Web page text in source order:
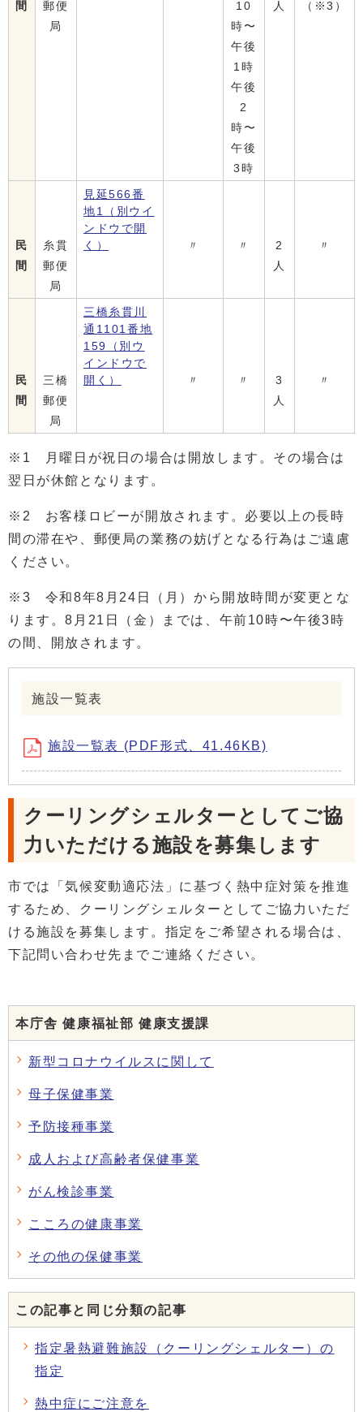
間
郵便
局
10
時〜
午後
1時
午後
2
時〜
午後
3時
人 （※3）
民
間
糸貫
郵便
局
見延566番
地1 （別ウイ
ンドウで開
く）
〃 〃
2
人
〃
民
間
三橋
郵便
局
三橋糸貫川
通1101番地
159
（別ウ
インドウで
開く）
〃 〃
3
人
〃
※1 月曜日が祝日の場合は開放します。その場合は
翌日が休館となります。
※2 お客様ロビーが開放されます。必要以上の長時
間の滞在や、郵便局の業務の妨げとなる行為はご遠慮
ください。
※3 令和8年8月24日（月）から開放時間が変更とな
ります。8月21日（金）までは、午前10時〜午後3時
の間、開放されます。
施設一覧表
施設一覧表 (PDF形式、41.46KB)
クーリングシェルターとしてご協
力いただける施設を募集します
市では「気候変動適応法」に基づく熱中症対策を推進
するため、クーリングシェルターとしてご協力いただ
ける施設を募集します。指定をご希望される場合は、
下記問い合わせ先までご連絡ください。
本庁舎 健康福祉部 健康支援課
新型コロナウイルスに関して
母子保健事業
予防接種事業
成人および高齢者保健事業
がん検診事業
こころの健康事業
その他の保健事業
この記事と同じ分類の記事
指定暑熱避難施設（クーリングシェルター）の
指定
熱中症にご注意を